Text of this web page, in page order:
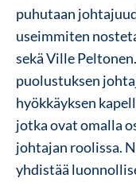
puhutaan
useimmiten
sekä Ville
puolustuksen
hyökkäyksen
jotka ovat omalla
johtajan roolissa.
yhdistää